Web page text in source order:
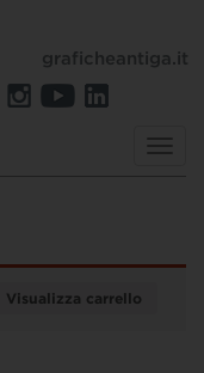
graficheantiga.it
Visualizza carrello